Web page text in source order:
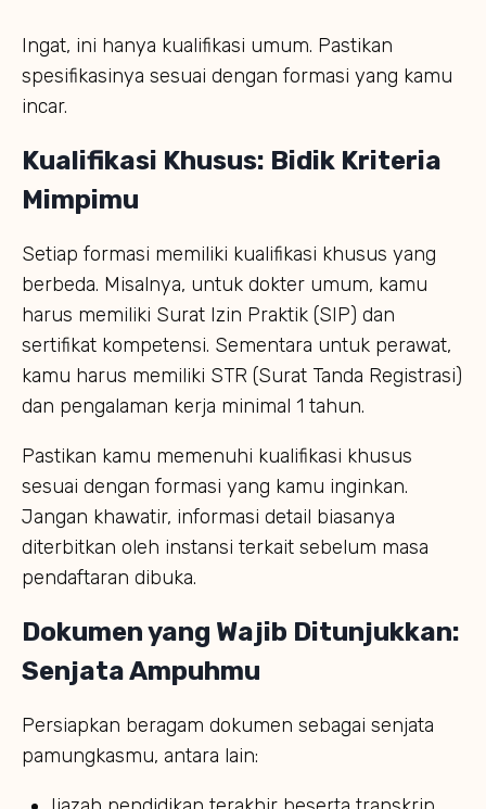
Ingat, ini hanya kualifikasi umum. Pastikan
spesifikasinya sesuai dengan formasi yang kamu
incar.
Kualifikasi Khusus: Bidik Kriteria
Mimpimu
Setiap formasi memiliki kualifikasi khusus yang
berbeda. Misalnya, untuk dokter umum, kamu
harus memiliki Surat Izin Praktik (SIP) dan
sertifikat kompetensi. Sementara untuk perawat,
kamu harus memiliki STR (Surat Tanda Registrasi)
dan pengalaman kerja minimal 1 tahun.
Pastikan kamu memenuhi kualifikasi khusus
sesuai dengan formasi yang kamu inginkan.
Jangan khawatir, informasi detail biasanya
diterbitkan oleh instansi terkait sebelum masa
pendaftaran dibuka.
Dokumen yang Wajib Ditunjukkan:
Senjata Ampuhmu
Persiapkan beragam dokumen sebagai senjata
pamungkasmu, antara lain: